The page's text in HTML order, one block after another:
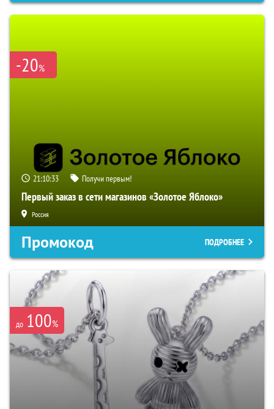
-20%
21:10:32 Получи первым!
Первый заказ в сети магазинов «Золотое Яблоко»
Россия
Промокод ПОДРОБНЕЕ
до 100%